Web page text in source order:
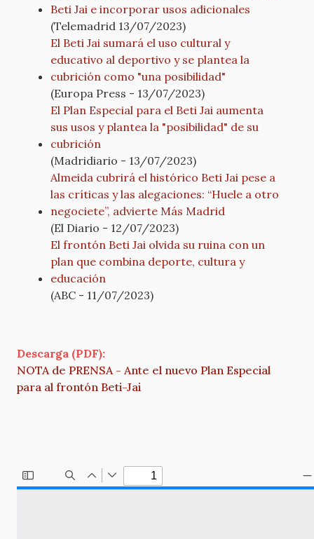
Beti Jai e incorporar usos adicionales
(Telemadrid 13/07/2023)
El Beti Jai sumará el uso cultural y
educativo al deportivo y se plantea la
cubrición como "una posibilidad"
(Europa Press - 13/07/2023)
El Plan Especial para el Beti Jai aumenta
sus usos y plantea la "posibilidad" de su
cubrición
(Madridiario - 13/07/2023)
Almeida cubrirá el histórico Beti Jai pese a
las críticas y las alegaciones: “Huele a otro
negociete”, advierte Más Madrid
(El Diario - 12/07/2023)
El frontón Beti Jai olvida su ruina con un
plan que combina deporte, cultura y
educación
(ABC - 11/07/2023)
Descarga (PDF):
NOTA de PRENSA - Ante el nuevo Plan Especial
para al frontón Beti-Jai